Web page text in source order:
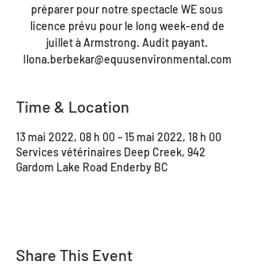
préparer pour notre spectacle WE sous
licence prévu pour le long week-end de
juillet à Armstrong. Audit payant.
Ilona.berbekar@equusenvironmental.com
Time & Location
13 mai 2022, 08 h 00 – 15 mai 2022, 18 h 00
Services vétérinaires Deep Creek, 942
Gardom Lake Road Enderby BC
Share This Event